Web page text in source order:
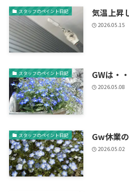
スタッフのペイント日記 気温上昇
2026.05.15
スタッフのペイント日記 GWは・
2026.05.08
スタッフのペイント日記 Gw休業
2026.05.02